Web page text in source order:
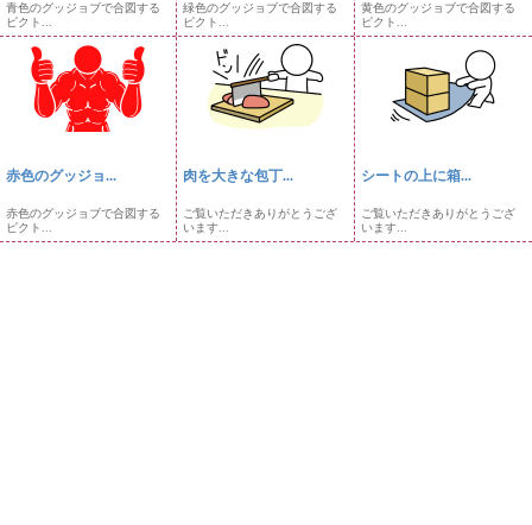
青色のグッジョブで合図する
ピクト...
緑色のグッジョブで合図する
ピクト...
黄色のグッジョブで合図する
ピクト...
赤色のグッジョ...
赤色のグッジョブで合図する
ピクト...
肉を大きな包丁...
ご覧いただきありがとうござ
います...
シートの上に箱...
ご覧いただきありがとうござ
います...